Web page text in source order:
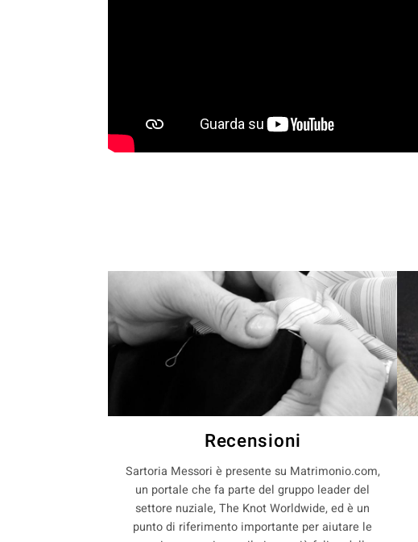
Recensioni
Sartoria Messori è presente su Matrimonio.com,
un portale che fa parte del gruppo leader del
settore nuziale, The Knot Worldwide, ed è un
punto di riferimento importante per aiutare le